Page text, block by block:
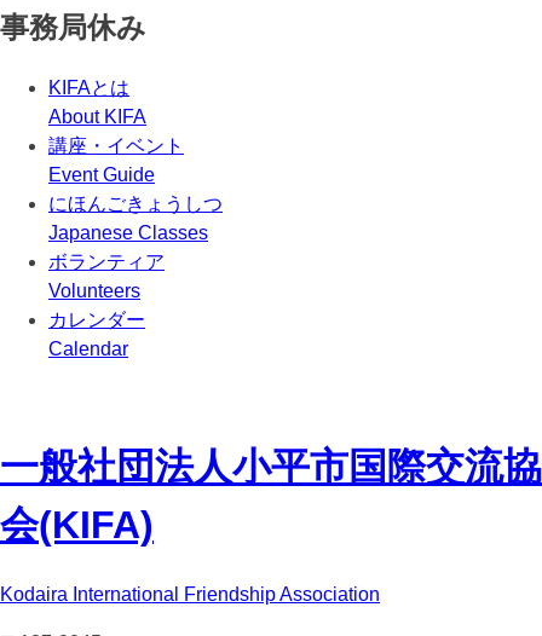
事務局休み
KIFAとは
About KIFA
講座・イベント
Event Guide
にほんごきょうしつ
Japanese Classes
ボランティア
Volunteers
カレンダー
Calendar
一般社団法人小平市国際交流協
会(KIFA)
Kodaira International Friendship Association